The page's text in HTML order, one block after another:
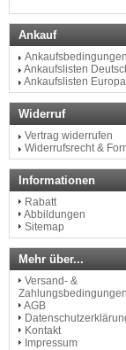
Ankauf
Ankaufsbedingungen
Ankaufslisten
Ankaufslisten Europa
Widerruf
Vertrag widerrufen
Widerrufsrecht &
Informationen
Rabatt
Abbildungen
Sitemap
Mehr über...
Versand- &
Zahlungsbedingungen
AGB
Kontakt
Impressum